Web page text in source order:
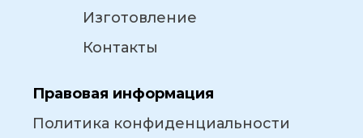
Изготовление
Контакты
Правовая информация
Политика конфиденциальности